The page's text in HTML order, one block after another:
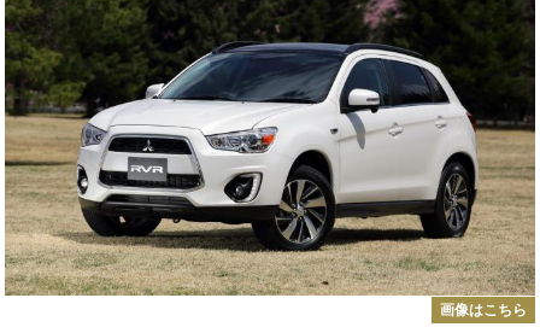
画像はこちら